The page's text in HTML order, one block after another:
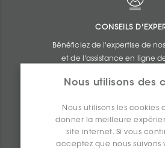
Nous utilisons des
Nous utilisons les cookies
donner la meilleure
site internet. Si vous
acceptez que nous suivons
CONSEILS
Bénéficiez de l'expertise de
et de l'assistance en ligne
SOUMISSIONS